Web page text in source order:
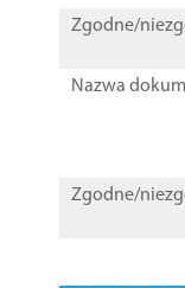
Zgodne/
Nazwa
Zgodne/